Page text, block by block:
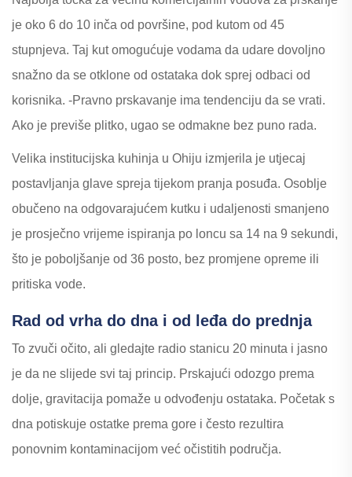
je oko 6 do 10 inča od površine, pod kutom od 45
stupnjeva. Taj kut omogućuje vodama da udare dovoljno
snažno da se otklone od ostataka dok sprej odbaci od
korisnika. -Pravno prskavanje ima tendenciju da se vrati.
Ako je previše plitko, ugao se odmakne bez puno rada.
Velika institucijska kuhinja u Ohiju izmjerila je utjecaj
postavljanja glave spreja tijekom pranja posuđa. Osoblje
obučeno na odgovarajućem kutku i udaljenosti smanjeno
je prosječno vrijeme ispiranja po loncu sa 14 na 9 sekundi,
što je poboljšanje od 36 posto, bez promjene opreme ili
pritiska vode.
Rad od vrha do dna i od leđa do prednja
To zvuči očito, ali gledajte radio stanicu 20 minuta i jasno
je da ne slijede svi taj princip. Prskajući odozgo prema
dolje, gravitacija pomaže u odvođenju ostataka. Početak s
dna potiskuje ostatke prema gore i često rezultira
ponovnim kontaminacijom već očistitih područja.